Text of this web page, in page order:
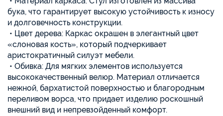
бука, что гарантирует высокую устойчивость к износу
и долговечность конструкции.
• Цвет дерева: Каркас окрашен в элегантный цвет
«слоновая кость», который подчеркивает
аристократичный силуэт мебели.
• Обивка: Для мягких элементов используется
высококачественный велюр. Материал отличается
нежной, бархатистой поверхностью и благородным
переливом ворса, что придает изделию роскошный
внешний вид и непревзойденный комфорт.